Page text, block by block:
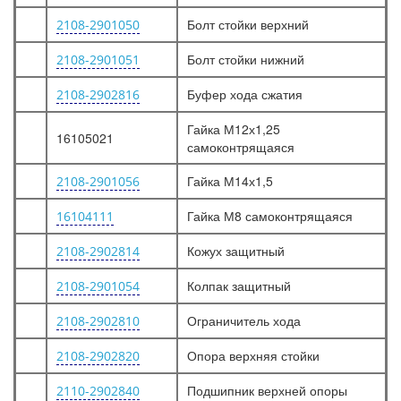
2108-2901050 Болт стойки верхний
2108-2901051 Болт стойки нижний
2108-2902816 Буфер хода сжатия
16105021
Гайка М12х1,25
самоконтрящаяся
2108-2901056 Гайка М14х1,5
16104111 Гайка М8 самоконтрящаяся
2108-2902814 Кожух защитный
2108-2901054 Колпак защитный
2108-2902810 Ограничитель хода
2108-2902820 Опора верхняя стойки
2110-2902840 Подшипник верхней опоры